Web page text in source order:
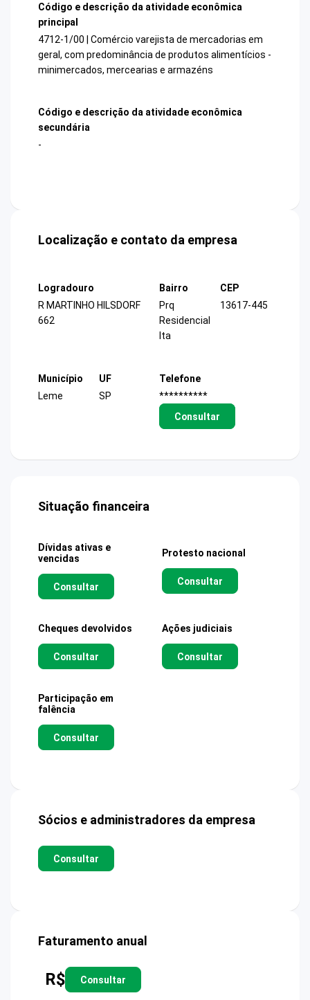
Código e descrição da atividade econômica
principal
4712-1/00 | Comércio varejista de mercadorias em
geral, com predominância de produtos alimentícios -
minimercados, mercearias e armazéns
Código e descrição da atividade econômica
secundária
-
Localização e contato da empresa
Logradouro
R MARTINHO HILSDORF
662
Bairro
Prq
Residencial
Ita
CEP
13617-445
Município
Leme
UF
SP
Telefone
**********
Consultar
Situação financeira
Dívidas ativas e
vencidas
Consultar
Protesto nacional
Consultar
Cheques devolvidos
Consultar
Ações judiciais
Consultar
Participação em
falência
Consultar
Sócios e administradores da empresa
Consultar
Faturamento anual
R$ Consultar